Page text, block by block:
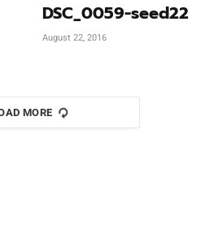
DSC_0059-seed22
August 22, 2016
MORE